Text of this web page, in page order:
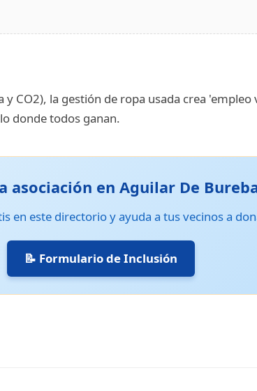
CO2), la gestión de ropa usada crea
donde todos ganan.
asociación en Aguilar De
en este directorio y ayuda a tus vecinos a
📝 Formulario de Inclusión